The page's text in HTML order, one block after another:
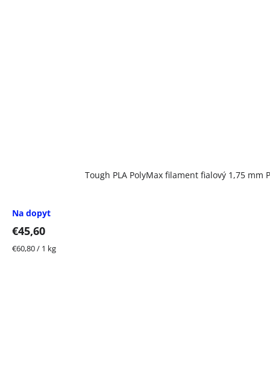
Tough PLA PolyMax filament fialový 1,75 mm
Na dopyt
€45,60
Jednotková
€60,80 / 1 kg